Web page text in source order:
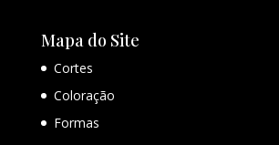
Mapa do Site
Cortes
Coloração
Formas